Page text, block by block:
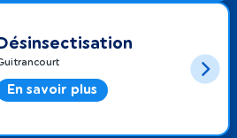
Désinsectisation
En savoir plus